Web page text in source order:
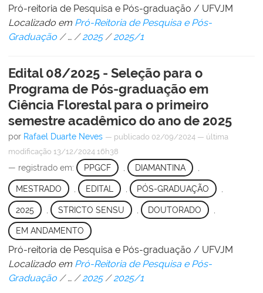
Pró-reitoria de Pesquisa e Pós-graduação / UFVJM
Localizado em Pró-Reitoria de Pesquisa e Pós-
Graduação /… /2025 /2025/1
Edital 08/2025 - Seleção para o
Programa de Pós-graduação em
Ciência Florestal para o primeiro
semestre acadêmico do ano de 2025
por Rafael Duarte Neves — publicado 02/09/2024 — última
modificação 13/12/2024 16h38
— registrado em: PPGCF DIAMANTINA
MESTRADO EDITAL PÓS-GRADUAÇÃO
2025 STRICTO SENSU DOUTORADO
EM ANDAMENTO
Pró-reitoria de Pesquisa e Pós-graduação / UFVJM
Localizado em Pró-Reitoria de Pesquisa e Pós-
Graduação /… /2025 /2025/1